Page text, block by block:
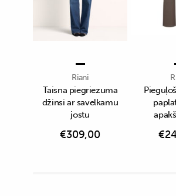
Riani
Taisna piegriezuma
džinsi ar savelkamu
jostu
€309,00 €